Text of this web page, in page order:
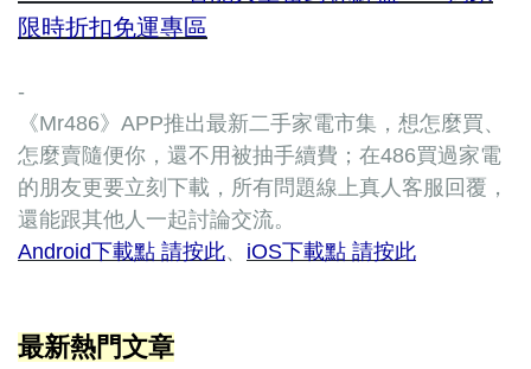
限時折扣免運專區
-
《Mr486》APP推出最新二手家電市集，想怎麼買、
怎麼賣隨便你，還不用被抽手續費；在486買過家電
的朋友更要立刻下載，所有問題線上真人客服回覆，
還能跟其他人一起討論交流。
Android下載點 請按此、 iOS下載點 請按此
最新熱門文章